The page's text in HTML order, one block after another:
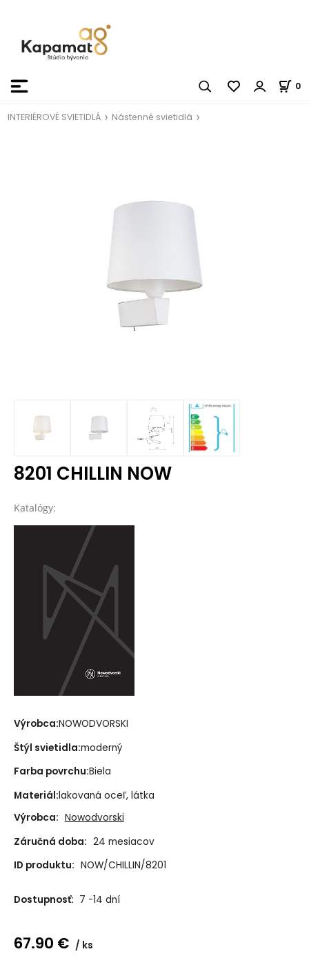
0
INTERIÉROVÉ SVIETIDLÁ Nástenné svietidlá
8201 CHILLIN NOW
Katalógy:
Výrobca:NOWODVORSKI
Štýl svietidla:moderný
Farba povrchu:Biela
Materiál:lakovaná oceľ, látka
Výrobca: Nowodvorski
Záručná doba: 24 mesiacov
ID produktu: NOW/CHILLIN/8201
Dostupnosť: 7 -14 dní
67.90 € ks